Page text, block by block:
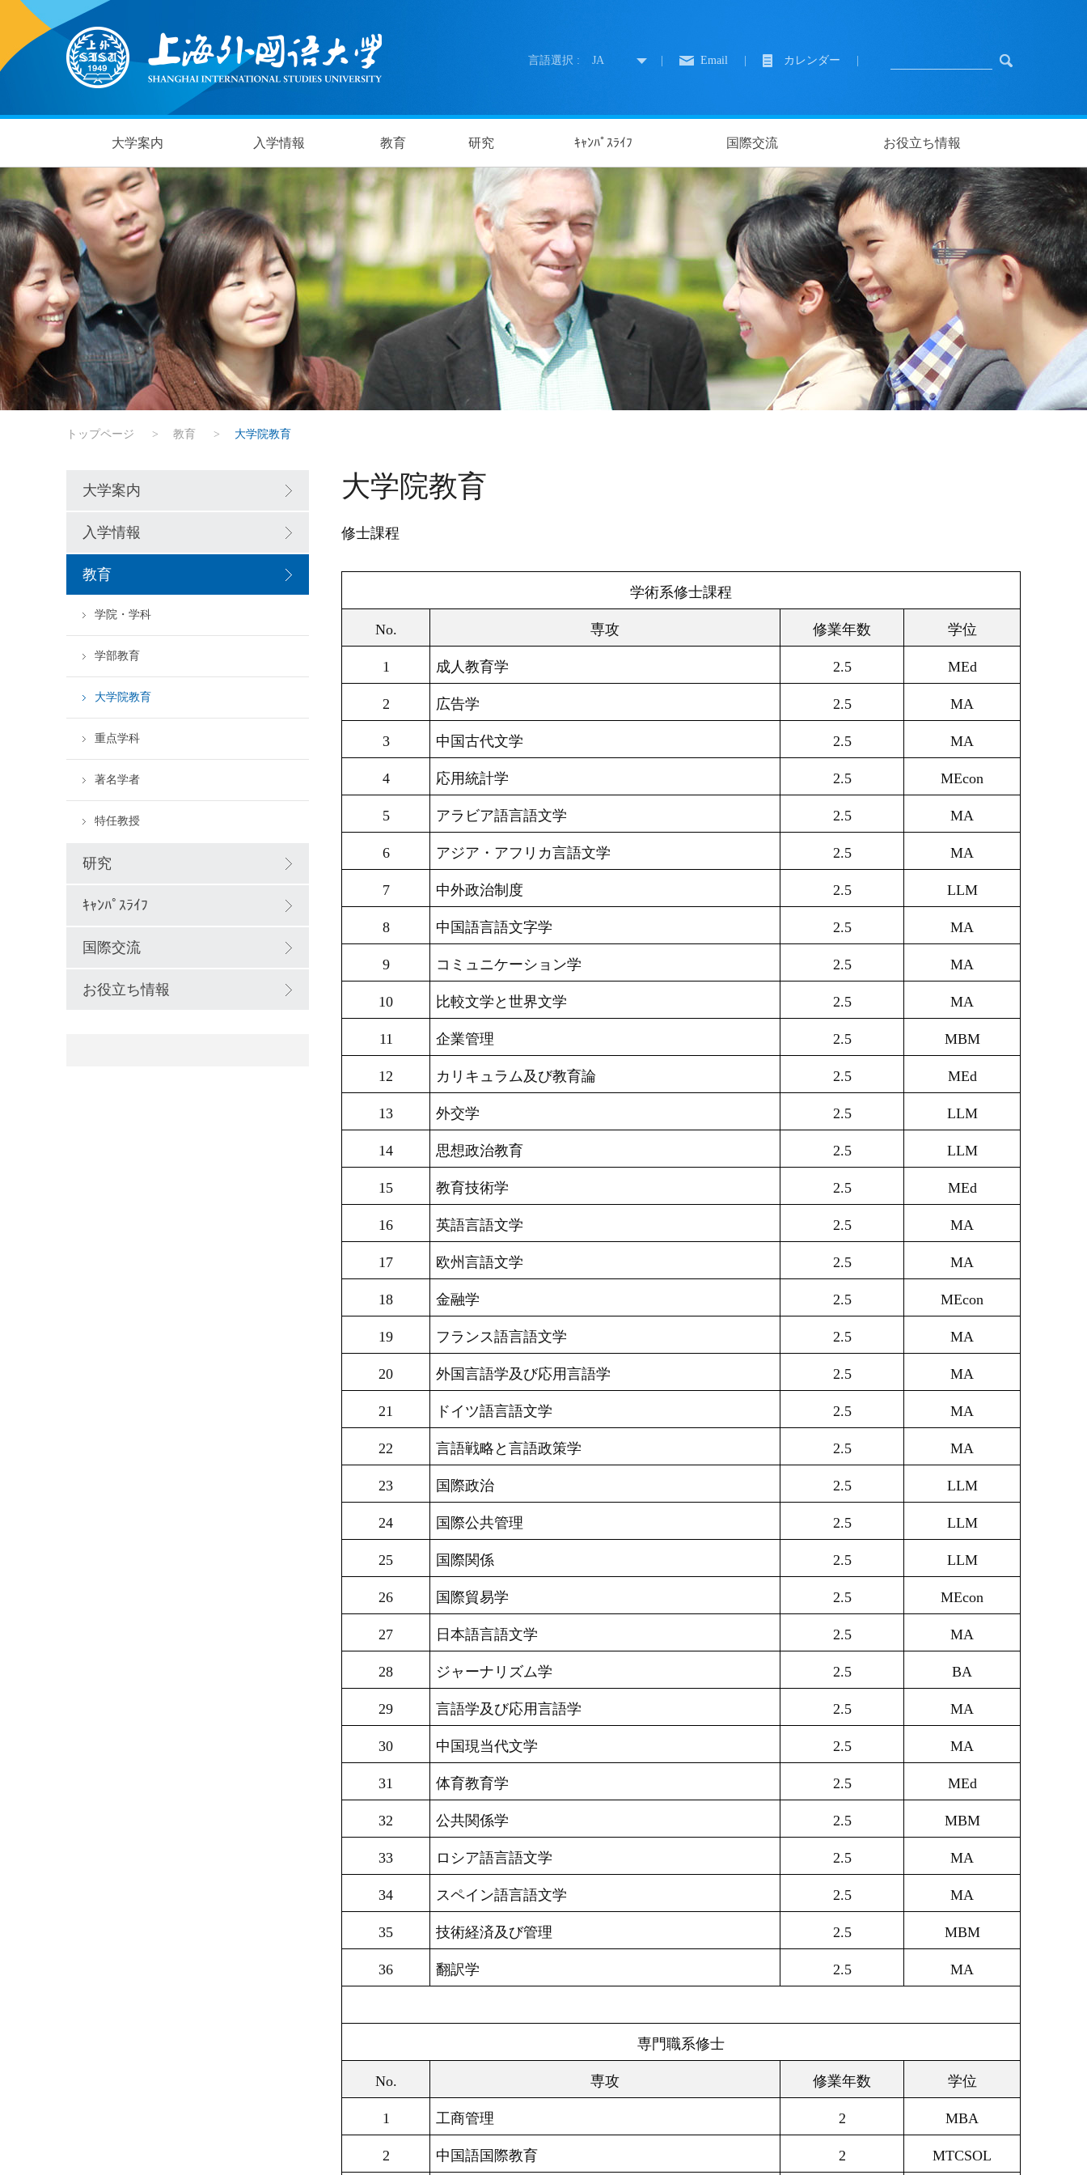
言語選択 : JA Email カレンダー
大学案内 入学情報 教育 研究 ｷｬﾝﾊﾟｽﾗｲﾌ 国際交流 お役立ち情報
トップページ > 教育 > 大学院教育
大学案内
入学情報
教育
学院・学科
学部教育
大学院教育
重点学科
著名学者
特任教授
研究
ｷｬﾝﾊﾟｽﾗｲﾌ
国際交流
お役立ち情報
大学院教育
修士課程
学術系修士課程
No. 専攻 修業年数 学位
1 成人教育学 2.5 MEd
2 広告学 2.5 MA
3 中国古代文学 2.5 MA
4 応用統計学 2.5 MEcon
5 アラビア語言語文学 2.5 MA
6 アジア・アフリカ言語文学 2.5 MA
7 中外政治制度 2.5 LLM
8 中国語言語文字学 2.5 MA
9 コミュニケーション学 2.5 MA
10 比較文学と世界文学 2.5 MA
11 企業管理 2.5 MBM
12 カリキュラム及び教育論 2.5 MEd
13 外交学 2.5 LLM
14 思想政治教育 2.5 LLM
15 教育技術学 2.5 MEd
16 英語言語文学 2.5 MA
17 欧州言語文学 2.5 MA
18 金融学 2.5 MEcon
19 フランス語言語文学 2.5 MA
20 外国言語学及び応用言語学 2.5 MA
21 ドイツ語言語文学 2.5 MA
22 言語戦略と言語政策学 2.5 MA
23 国際政治 2.5 LLM
24 国際公共管理 2.5 LLM
25 国際関係 2.5 LLM
26 国際貿易学 2.5 MEcon
27 日本語言語文学 2.5 MA
28 ジャーナリズム学 2.5 BA
29 言語学及び応用言語学 2.5 MA
30 中国現当代文学 2.5 MA
31 体育教育学 2.5 MEd
32 公共関係学 2.5 MBM
33 ロシア語言語文学 2.5 MA
34 スペイン語言語文学 2.5 MA
35 技術経済及び管理 2.5 MBM
36 翻訳学 2.5 MA
専門職系修士
No. 専攻 修業年数 学位
1 工商管理 2 MBA
2 中国語国際教育 2 MTCSOL